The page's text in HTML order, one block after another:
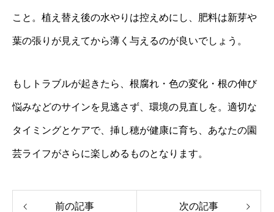
こと。植え替え後の水やりは控えめにし、肥料は新芽や
葉の張りが見えてから薄く与えるのが良いでしょう。
もしトラブルが起きたら、根腐れ・色の変化・根の伸び
悩みなどのサインを見逃さず、環境の見直しを。適切な
タイミングとケアで、挿し穂が健康に育ち、あなたの園
芸ライフがさらに楽しめるものとなります。
前の記事 次の記事